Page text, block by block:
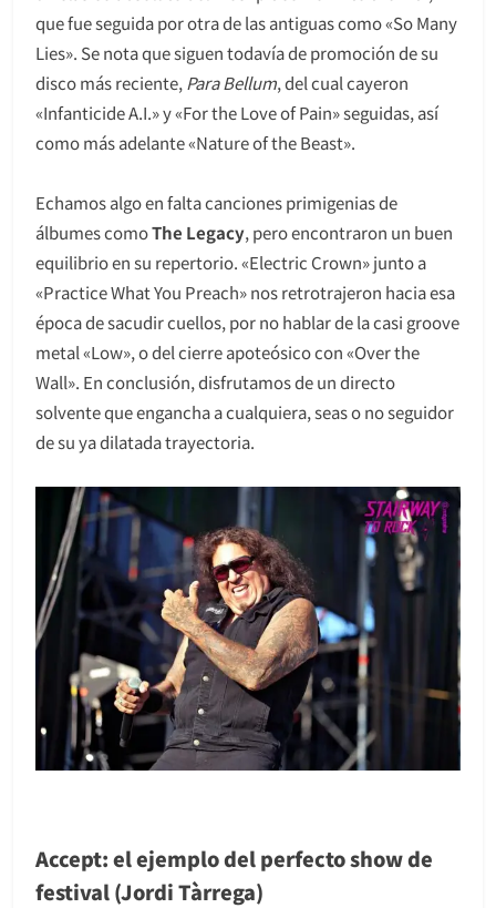
que fue seguida por otra de las antiguas como «So Many
Lies». Se nota que siguen todavía de promoción de su
disco más reciente, Para Bellum, del cual cayeron
«Infanticide A.I.» y «For the Love of Pain» seguidas, así
como más adelante «Nature of the Beast».
Echamos algo en falta canciones primigenias de
álbumes comoThe Legacy, pero encontraron un buen
equilibrio en su repertorio. «Electric Crown» junto a
«Practice What You Preach» nos retrotrajeron hacia esa
época de sacudir cuellos, por no hablar de la casi groove
metal «Low», o del cierre apoteósico con «Over the
Wall». En conclusión, disfrutamos de un directo
solvente que engancha a cualquiera, seas o no seguidor
de su ya dilatada trayectoria.
Accept: el ejemplo del perfecto show de
festival (Jordi Tàrrega)